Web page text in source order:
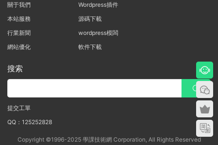
關于我們
本站服務
行業新聞
網站優化
Wordpress插件
源碼下載
wordpress模闆
軟件下載
搜索
提交工單
QQ：125252828
Copyright ©1996-2025 學課技術網 Corporation, All Rights Reserved